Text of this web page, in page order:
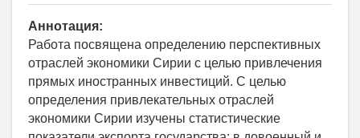
Аннотация:
Работа посвящена определению перспективных
отраслей экономики Сирии с целью привлечения
прямых иностранных инвестиций. С целью
определения привлекательных отраслей
экономики Сирии изучены статистические